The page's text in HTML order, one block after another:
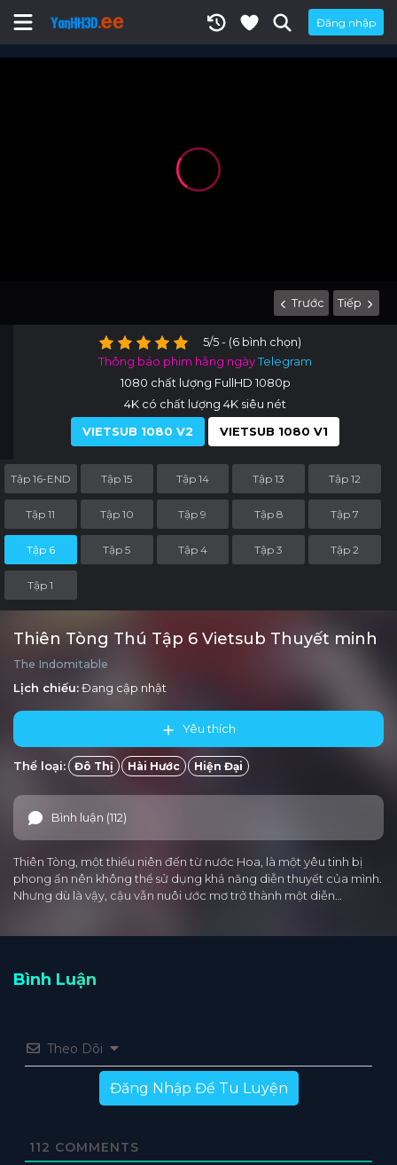
Đăng nhập
Trước Tiếp
5/5 - (6 bình chọn)
Thông báo phim hằng ngàyTelegram
1080 chất lượng FullHD 1080p
4K có chất lượng 4K siêu nét
VIETSUB 1080 V2
VIETSUB 1080 V1
Tập 16-END Tập 15 Tập 14 Tập 13 Tập 12
Tập 11 Tập 10 Tập 9 Tập 8 Tập 7
Tập 6 Tập 5 Tập 4 Tập 3 Tập 2
Tập 1
Thiên Tòng Thú Tập 6 Vietsub Thuyết minh
The Indomitable
Lịch chiếu:Đang cập nhật
Yêu thích
Thể loại: Đô Thị Hài Hước Hiện Đại
Bình luận (112)
Thiên Tòng, một thiếu niên đến từ nước Hoa, là một yêu tinh bị
phong ấn nên không thể sử dụng khả năng diễn thuyết của mình.
Nhưng dù là vậy, cậu vẫn nuôi ước mơ trở thành một diễn…
Bình Luận
Theo Dõi
Đăng Nhập Để Tu Luyện
112 COMMENTS